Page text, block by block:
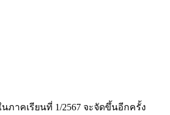
นภาคเรียนที่ 1/2567 จะจัดขึ้นอีกครั้ง